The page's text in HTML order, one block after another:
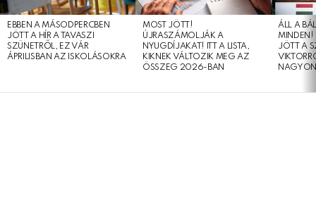
EBBEN A MÁSODPERCBEN
JÖTT A HÍR A TAVASZI
SZÜNETRŐL, EZ VÁR
ÁPRILISBAN AZ ISKOLÁSOKRA
MOST JÖTT!
ÚJRASZÁMOLJÁK A
NYUGDÍJAKAT! ITT A LISTA,
KIKNEK VÁLTOZIK MEG AZ
ÖSSZEG 2026-BAN
ÁLL A
MINDEN!
JÖTT A